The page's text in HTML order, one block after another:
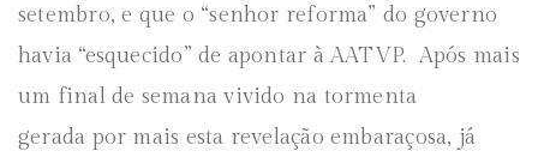
setembro, e que o “senhor reforma” do governo
havia “esquecido” de apontar à AATVP. Após mais
um final de semana vivido na tormenta
gerada por mais esta revelação embaraçosa, já